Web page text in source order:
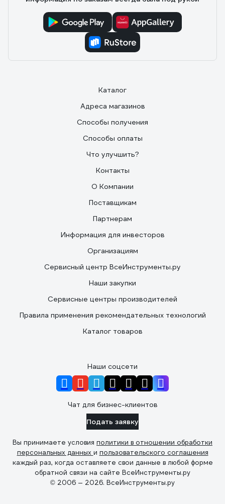
Каталог
Адреса магазинов
Способы получения
Способы оплаты
Что улучшить?
Контакты
О Компании
Поставщикам
Партнерам
Информация для инвесторов
Организациям
Сервисный центр ВсеИнструменты.ру
Наши закупки
Сервисные центры производителей
Правила применения рекомендательных технологий
Каталог товаров
Наши соцсети
Чат для бизнес-клиентов
Подать заявку
Вы принимаете условия политики в отношении обработки
персональных данных и пользовательского соглашения
каждый раз, когда оставляете свои данные в любой форме
обратной связи на сайте ВсеИнструменты.ру
© 2006 — 2026. ВсеИнструменты.ру